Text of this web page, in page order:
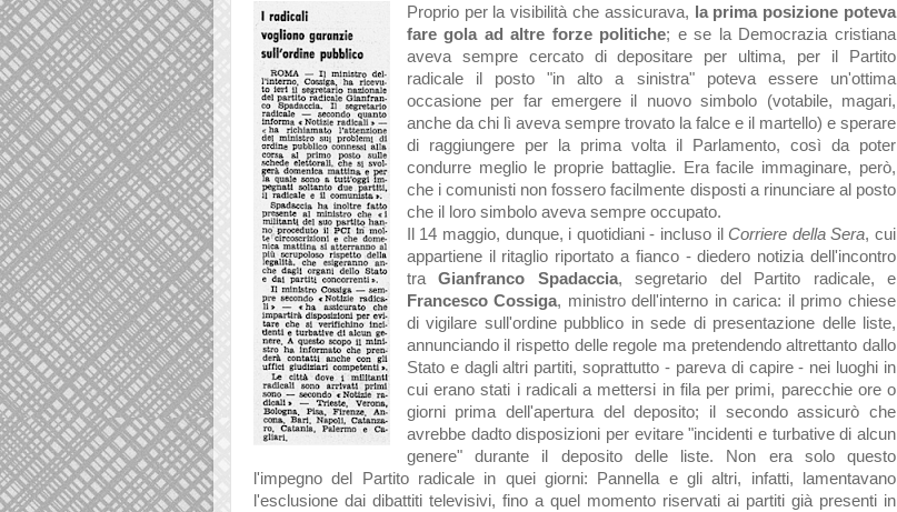
Proprio per la visibilità che assicurava,
la prima posizione poteva
fare gola ad altre forze politiche; e se la Democrazia cristiana
aveva sempre cercato di depositare per ultima, per il Partito
radicale il posto "in alto a sinistra" poteva essere un'ottima
occasione per far emergere il nuovo simbolo (votabile, magari,
anche da chi lì aveva sempre trovato la falce e il martello) e sperare
di raggiungere per la prima volta il Parlamento, così da poter
condurre meglio le proprie battaglie. Era facile immaginare, però,
che i comunisti non fossero facilmente disposti a rinunciare al posto
che il loro simbolo aveva sempre occupato.
Il 14 maggio, dunque, i quotidiani - incluso il Corriere della Sera, cui
appartiene il ritaglio riportato a fianco - diedero notizia dell'incontro
traGianfranco Spadaccia, segretario del Partito radicale, e
Francesco Cossiga, ministro dell'interno in carica: il primo chiese
di vigilare sull'ordine pubblico in sede di presentazione delle liste,
annunciando il rispetto delle regole ma pretendendo altrettanto dallo
Stato e dagli altri partiti, soprattutto - pareva di capire - nei luoghi in
cui erano stati i radicali a mettersi in fila per primi, parecchie ore o
giorni prima dell'apertura del deposito; il secondo assicurò che
avrebbe dadto disposizioni per evitare "incidenti e turbative di alcun
genere" durante il deposito delle liste. Non era solo questo
l'impegno del Partito radicale in quei giorni: Pannella e gli altri, infatti, lamentavano
l'esclusione dai dibattiti televisivi, fino a quel momento riservati ai partiti già presenti in